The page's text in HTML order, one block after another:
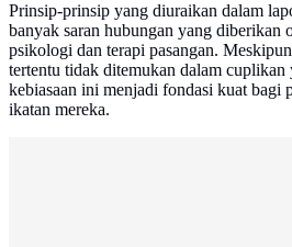
Prinsip-prinsip yang diuraikan dalam
banyak saran hubungan yang diberikan
psikologi dan terapi pasangan.
tertentu tidak ditemukan dalam cuplikan
kebiasaan ini menjadi fondasi kuat bagi
ikatan mereka.